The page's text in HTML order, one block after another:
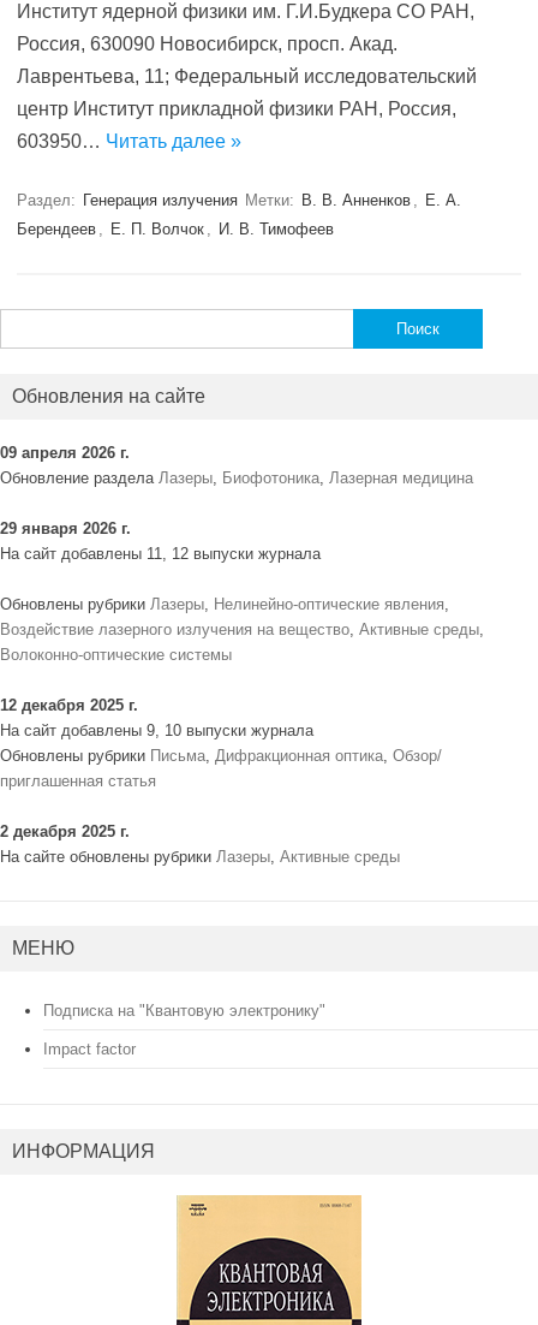
Институт ядерной физики им. Г.И.Будкера СО РАН,
Россия, 630090 Новосибирск, просп. Акад.
Лаврентьева, 11; Федеральный исследовательский
центр Институт прикладной физики РАН, Россия,
603950… Читать далее »
Раздел: Генерация излучения Метки: В. В. Анненков , Е. А.
Берендеев , Е. П. Волчок , И. В. Тимофеев
Обновления на сайте
09 апреля 2026 г.
Обновление раздела Лазеры, Биофотоника, Лазерная медицина
29 января 2026 г.
На сайт добавлены 11, 12 выпуски журнала
Обновлены рубрики Лазеры, Нелинейно-оптические явления,
Воздействие лазерного излучения на вещество, Активные среды,
Волоконно-оптические системы
12 декабря 2025 г.
На сайт добавлены 9, 10 выпуски журнала
Обновлены рубрики Письма, Дифракционная оптика, Обзор/
приглашенная статья
2 декабря 2025 г.
На сайте обновлены рубрики Лазеры, Активные среды
МЕНЮ
Подписка на "Квантовую электронику"
Impact factor
ИНФОРМАЦИЯ